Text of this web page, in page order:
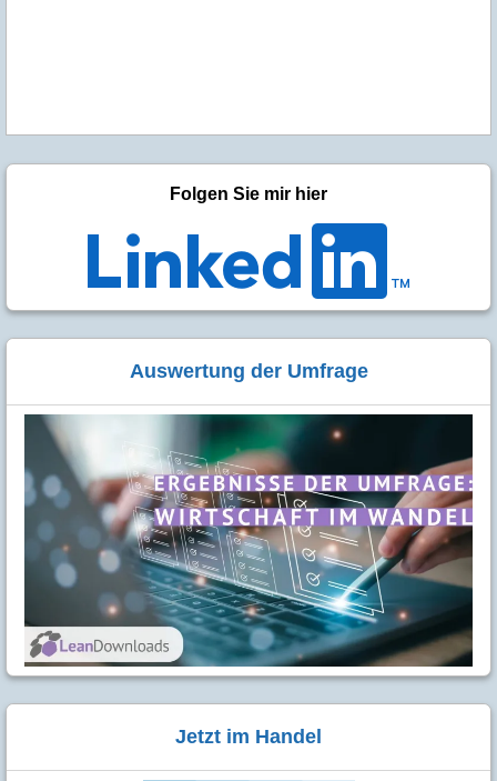
Folgen Sie mir hier
Auswertung der Umfrage
Jetzt im Handel